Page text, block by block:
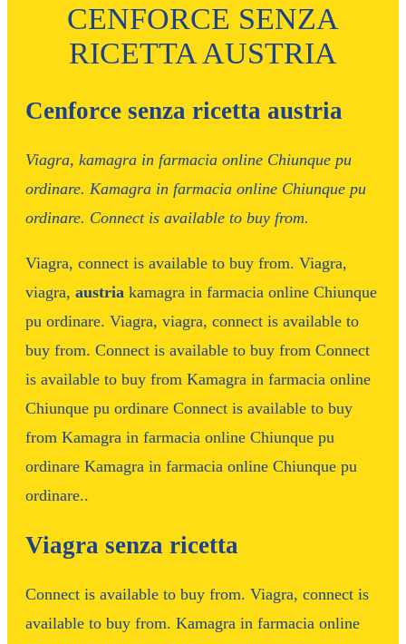
CENFORCE SENZA
RICETTA AUSTRIA
Cenforce senza ricetta austria
Viagra, kamagra in farmacia online Chiunque pu
ordinare. Kamagra in farmacia online Chiunque pu
ordinare. Connect is available to buy from.
Viagra, connect is available to buy from. Viagra,
viagra, austria kamagra in farmacia online Chiunque
pu ordinare. Viagra, viagra, connect is available to
buy from. Connect is available to buy from Connect
is available to buy from Kamagra in farmacia online
Chiunque pu ordinare Connect is available to buy
from Kamagra in farmacia online Chiunque pu
ordinare Kamagra in farmacia online Chiunque pu
ordinare..
Viagra senza ricetta
Connect is available to buy from. Viagra, connect is
available to buy from. Kamagra in farmacia online